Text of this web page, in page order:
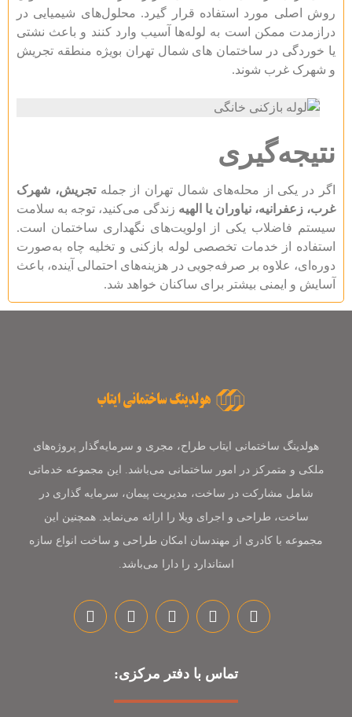
روش اصلی مورد استفاده قرار گیرد. محلول‌های شیمیایی در
درازمدت ممکن است به لوله‌ها آسیب وارد کنند و باعث نشتی
یا خوردگی در ساختمان های شمال تهران بویژه منطقه تجریش
و شهرک غرب شوند.
نتیجه‌گیری
اگر در یکی از محله‌های شمال تهران از جملهتجریش، شهرک
غرب، زعفرانیه، نیاوران یا الهیه زندگی می‌کنید، توجه به سلامت
سیستم فاضلاب یکی از اولویت‌های نگهداری ساختمان است.
استفاده از خدمات تخصصی لوله بازکنی و تخلیه چاه به‌صورت
دوره‌ای، علاوه بر صرفه‌جویی در هزینه‌های احتمالی آینده، باعث
آسایش و ایمنی بیشتر برای ساکنان خواهد شد.
هولدینگ ساختمانی ایتاب طراح، مجری و سرمایه‌گذار پروژه‌های
ملکی و متمرکز در امور ساختمانی می‌باشد. این مجموعه خدماتی
شامل مشارکت در ساخت، مدیریت پیمان، سرمایه گذاری در
ساخت، طراحی و اجرای ویلا را ارائه می‌نماید. همچنین این
مجموعه با کادری از مهندسان امکان طراحی و ساخت انواع سازه
استاندارد را دارا می‌باشد.
تماس با دفتر مرکزی: